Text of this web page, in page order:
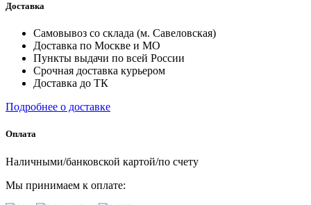
Доставка
Самовывоз со склада (м. Савеловская)
Доставка по Москве и МО
Пункты выдачи по всей России
Срочная доставка курьером
Доставка до ТК
Подробнее о доставке
Оплата
Наличными/банковской картой/по счету
Мы принимаем к оплате: